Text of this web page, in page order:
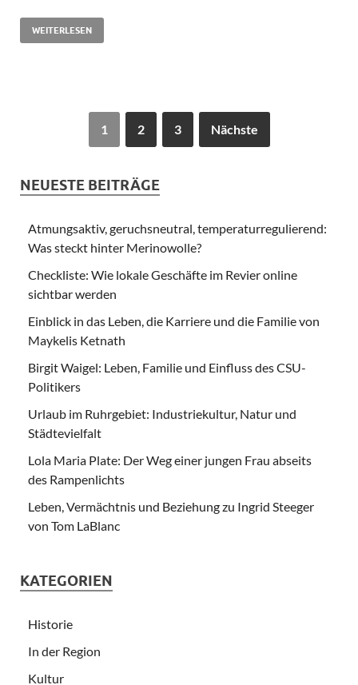
WEITERLESEN
1 2 3 Nächste
NEUESTE BEITRÄGE
Atmungsaktiv, geruchsneutral, temperaturregulierend:
Was steckt hinter Merinowolle?
Checkliste: Wie lokale Geschäfte im Revier online
sichtbar werden
Einblick in das Leben, die Karriere und die Familie von
Maykelis Ketnath
Birgit Waigel: Leben, Familie und Einfluss des CSU-
Politikers
Urlaub im Ruhrgebiet: Industriekultur, Natur und
Städtevielfalt
Lola Maria Plate: Der Weg einer jungen Frau abseits
des Rampenlichts
Leben, Vermächtnis und Beziehung zu Ingrid Steeger
von Tom LaBlanc
KATEGORIEN
Historie
In der Region
Kultur